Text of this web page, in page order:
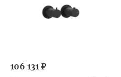
106 131 ₽